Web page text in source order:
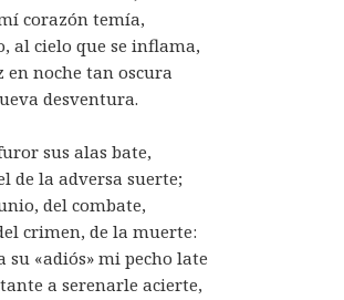
corazón temía,
al cielo que se inflama,
en noche tan oscura
desventura.
sus alas bate,
de la adversa suerte;
del combate,
crimen, de la muerte:
su «adiós» mi pecho late
a serenarle acierte,